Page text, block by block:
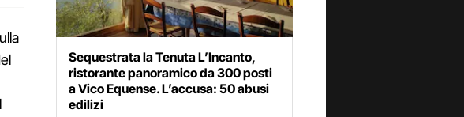
Sequestrata la Tenuta L’Incanto,
ristorante panoramico da 300 posti
a Vico Equense. L’accusa: 50 abusi
edilizi